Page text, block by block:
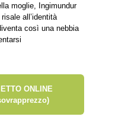
moglie, Ingimundur
all’identità
così una nebbia
ONLINE